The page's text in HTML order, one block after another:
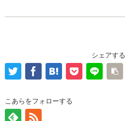
シェアする
こあらをフォローする